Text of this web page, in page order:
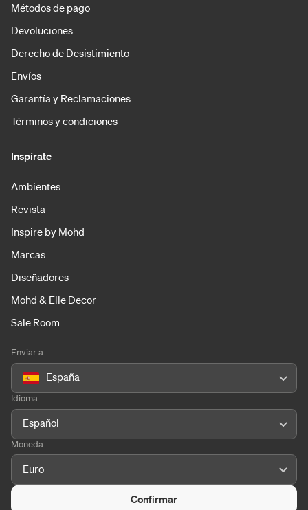
Métodos de pago
Devoluciones
Derecho de Desistimiento
Envíos
Garantía y Reclamaciones
Términos y condiciones
Inspírate
Ambientes
Revista
Inspire by Mohd
Marcas
Diseñadores
Mohd & Elle Decor
Sale Room
Enviar a
España
Idioma
Español
Moneda
Euro
Confirmar